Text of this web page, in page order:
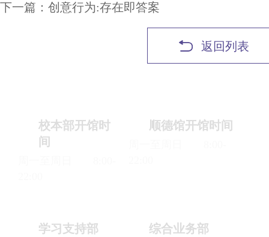
下一篇：创意行为:存在即答案
返回列表
校本部开馆时
间
顺德馆开馆时间
学习支持部 综合业务部